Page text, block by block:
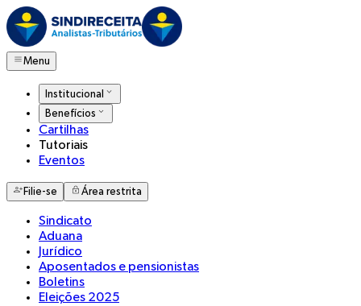
Menu
Institucional
Benefícios
Cartilhas
Tutoriais
Eventos
Filie-se Área restrita
Sindicato
Aduana
Jurídico
Aposentados e pensionistas
Boletins
Eleições 2025